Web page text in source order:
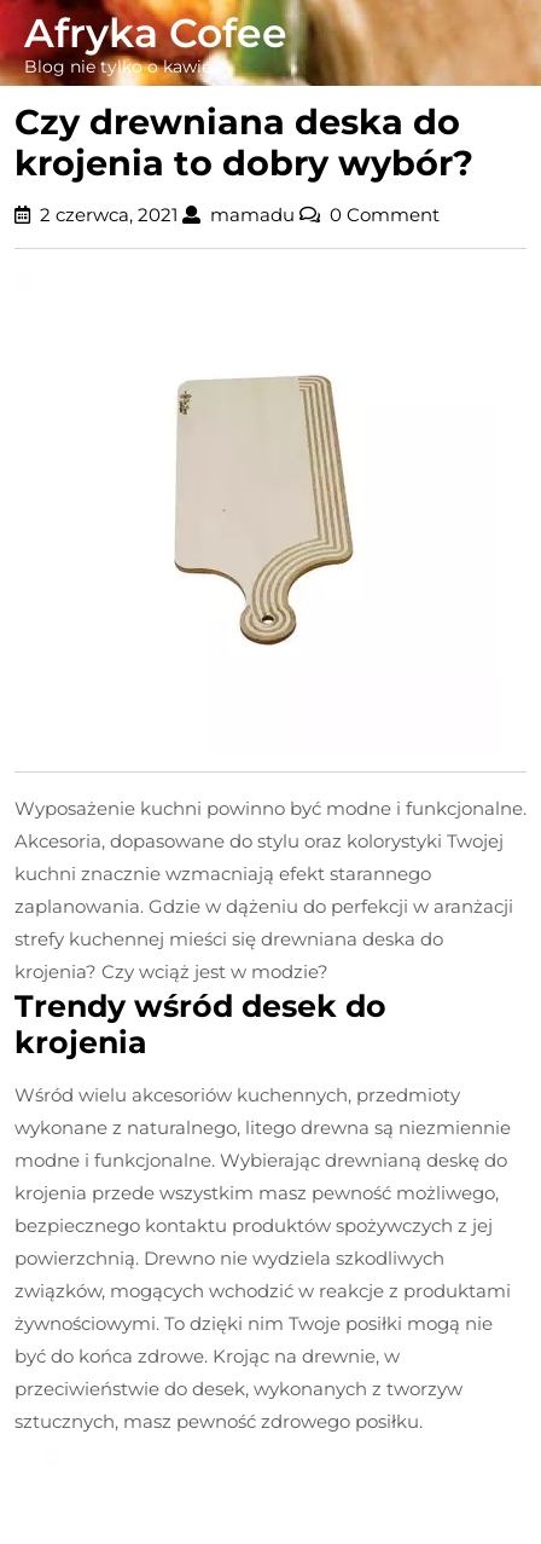
Skip
content
Afryka Cofee
Blog nie tylko o kawie
Czy drewniana deska do
krojenia to dobry wybór?
2 czerwca, 2021 2
mamadu mamadu
0 Comment
Wyposażenie kuchni powinno być modne i funkcjonalne.
Akcesoria, dopasowane do stylu oraz kolorystyki Twojej
kuchni znacznie wzmacniają efekt starannego
zaplanowania. Gdzie w dążeniu do perfekcji w aranżacji
strefy kuchennej mieści się drewniana deska do
krojenia? Czy wciąż jest w modzie?
Trendy wśród desek do
krojenia
Wśród wielu akcesoriów kuchennych, przedmioty
wykonane z naturalnego, litego drewna są niezmiennie
modne i funkcjonalne. Wybierając drewnianą deskę do
krojenia przede wszystkim masz pewność możliwego,
bezpiecznego kontaktu produktów spożywczych z jej
powierzchnią. Drewno nie wydziela szkodliwych
związków, mogących wchodzić w reakcje z produktami
żywnościowymi. To dzięki nim Twoje posiłki mogą nie
być do końca zdrowe. Krojąc na drewnie, w
przeciwieństwie do desek, wykonanych z tworzyw
sztucznych, masz pewność zdrowego posiłku.